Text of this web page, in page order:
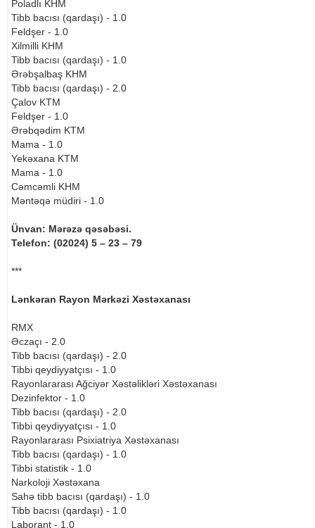
Poladlı KHM
Tibb bacısı (qardaşı) - 1.0
Feldşer - 1.0
Xilmilli KHM
Tibb bacısı (qardaşı) - 1.0
Ərəbşalbaş KHM
Tibb bacısı (qardaşı) - 2.0
Çalov KTM
Feldşer - 1.0
Ərəbqədim KTM
Mama - 1.0
Yekəxana KTM
Mama - 1.0
Cəmcəmli KHM
Məntəqə müdiri - 1.0
Ünvan: Mərəzə qəsəbəsi.
Telefon: (02024) 5 – 23 – 79
***
Lənkəran Rayon Mərkəzi Xəstəxanası
RMX
Əczaçı - 2.0
Tibb bacısı (qardaşı) - 2.0
Tibbi qeydiyyatçısı - 1.0
Rayonlararası Ağciyər Xəstəlikləri Xəstəxanası
Dezinfektor - 1.0
Tibb bacısı (qardaşı) - 2.0
Tibbi qeydiyyatçısı - 1.0
Rayonlararası Psixiatriya Xəstəxanası
Tibb bacısı (qardaşı) - 1.0
Tibbi statistik - 1.0
Narkoloji Xəstəxana
Sahə tibb bacısı (qardaşı) - 1.0
Tibb bacısı (qardaşı) - 1.0
Laborant - 1.0